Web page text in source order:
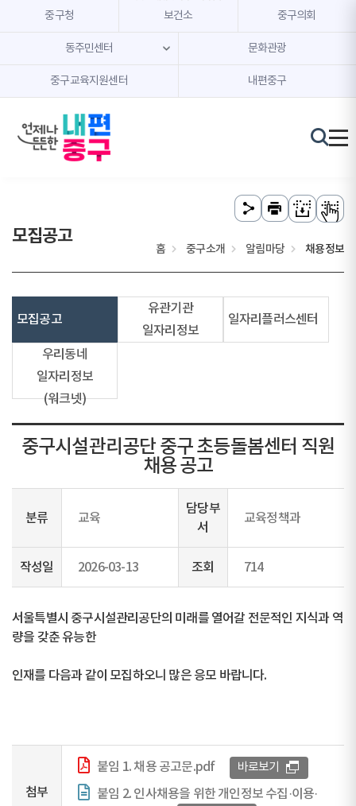
본문 내용 바로가기
주메뉴 바로가기
중구청 보건소 중구의회
동주민센터 문화관광
중구교육지원센터 내편중구
모집공고
홈 중구소개 알림마당 채용정보
모집공고
유관기관
일자리정보
일자리플러스센터
우리동네
일자리정보
(워크넷)
중구시설관리공단 중구 초등돌봄센터 직원
채용 공고
분류 교육
담당부
서
교육정책과
작성일 2026-03-13 조회 714
서울특별시 중구시설관리공단의 미래를 열어갈 전문적인 지식과 역
량을 갖춘 유능한
인재를 다음과 같이 모집하오니 많은 응모 바랍니다.
첨부
붙임 1. 채용 공고문.pdf 바로보기
붙임 2. 인사채용을 위한 개인정보 수집·이용·